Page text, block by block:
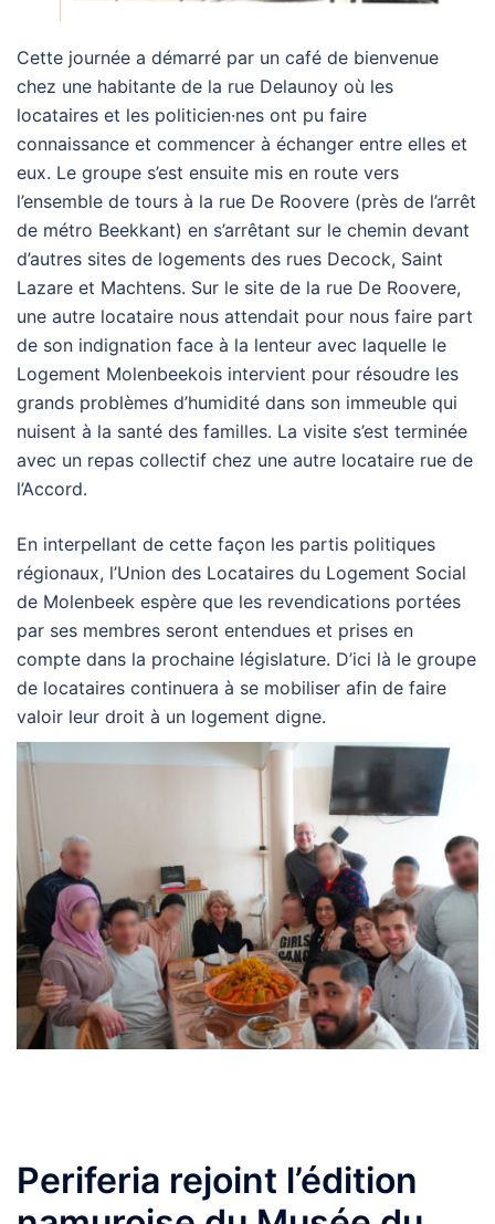
Cette journée a démarré par un café de bienvenue
chez une habitante de la rue Delaunoy où les
locataires et les politicien·nes ont pu faire
connaissance et commencer à échanger entre elles et
eux. Le groupe s’est ensuite mis en route vers
l’ensemble de tours à la rue De Roovere (près de l’arrêt
de métro Beekkant) en s’arrêtant sur le chemin devant
d’autres sites de logements des rues Decock, Saint
Lazare et Machtens. Sur le site de la rue De Roovere,
une autre locataire nous attendait pour nous faire part
de son indignation face à la lenteur avec laquelle le
Logement Molenbeekois intervient pour résoudre les
grands problèmes d’humidité dans son immeuble qui
nuisent à la santé des familles. La visite s’est terminée
avec un repas collectif chez une autre locataire rue de
l’Accord.
En interpellant de cette façon les partis politiques
régionaux, l’Union des Locataires du Logement Social
de Molenbeek espère que les revendications portées
par ses membres seront entendues et prises en
compte dans la prochaine législature. D’ici là le groupe
de locataires continuera à se mobiliser afin de faire
valoir leur droit à un logement digne.
Periferia rejoint l’édition